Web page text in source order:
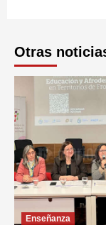
Otras
Enseñanza